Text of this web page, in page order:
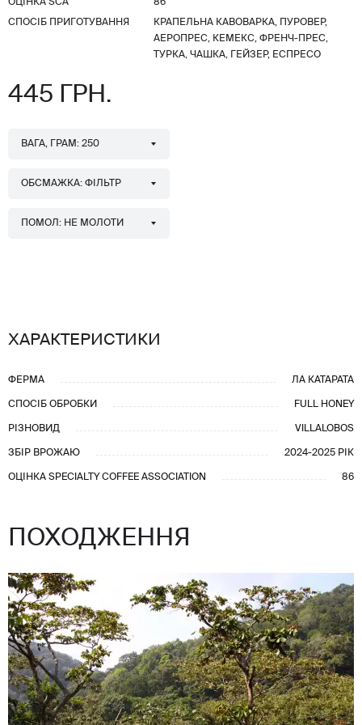
ОЦІНКА SCA 86
СПОСІБ ПРИГОТУВАННЯ
КРАПЕЛЬНА КАВОВАРКА, ПУРОВЕР,
АЕРОПРЕС, КЕМЕКС, ФРЕНЧ-ПРЕС,
ТУРКА, ЧАШКА, ГЕЙЗЕР, ЕСПРЕСО
445 ГРН.
ВАГА, ГРАМ: 250
ОБСМАЖКА: ФІЛЬТР
ПОМОЛ: НЕ МОЛОТИ
ХАРАКТЕРИСТИКИ
ФЕРМА ЛА КАТАРАТА
СПОСІБ ОБРОБКИ FULL HONEY
РІЗНОВИД VILLALOBOS
ЗБІР ВРОЖАЮ 2024-2025 РІК
ОЦІНКА SPECIALTY COFFEE ASSOCIATION 86
ПОХОДЖЕННЯ